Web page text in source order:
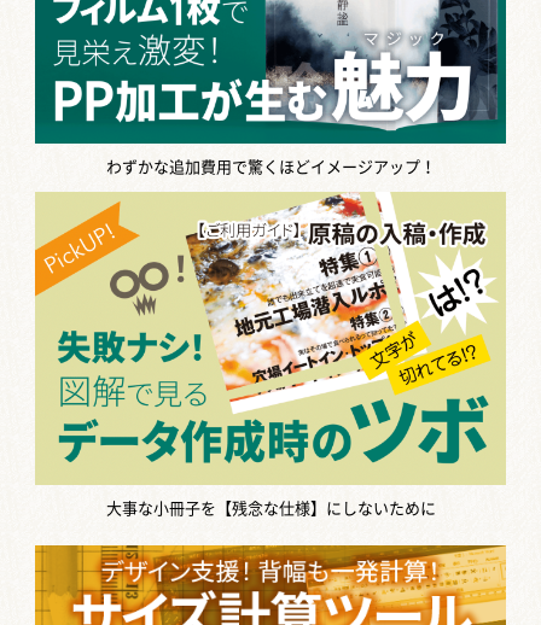
わずかな追加費用で驚くほどイメージアップ！
大事な小冊子を【残念な仕様】にしないために